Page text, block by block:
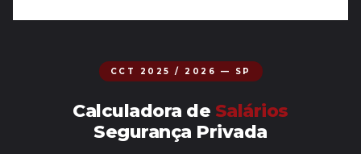
CCT 2025 / 2026 — SP
Calculadora de Salários
Segurança Privada